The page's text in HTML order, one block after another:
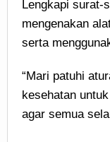
Lengkapi surat-
mengenakan
serta
“Mari patuhi
kesehatan
agar semua